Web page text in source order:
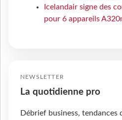
Icelandair signe des
pour 6 appareils
NEWSLETTER
La quotidienne pro
Débrief business,